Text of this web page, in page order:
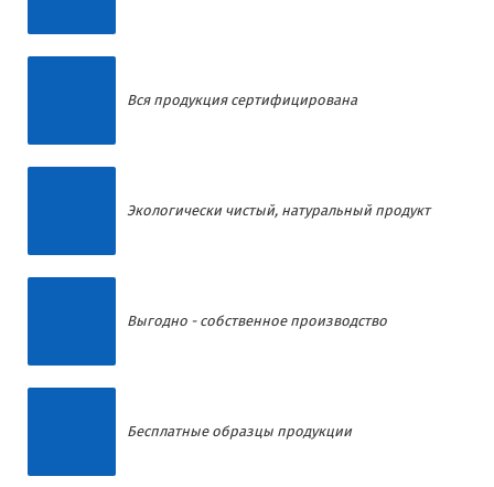
Вся продукция сертифицирована
Экологически чистый, натуральный продукт
Выгодно - собственное производство
Бесплатные образцы продукции